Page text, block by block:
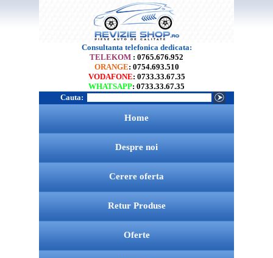
Consultanta telefonica dedicata:
TELEKOM : 0765.676.952
ORANGE: 0754.693.510
VODAFONE: 0733.33.67.35
WHATSAPP: 0733.33.67.35
Cauta:
Home
Despre noi
Cerere oferta
Retur Produse
Oferte